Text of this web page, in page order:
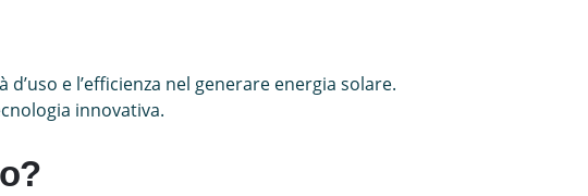
e l’efficienza nel generare energia solare.
innovativa.